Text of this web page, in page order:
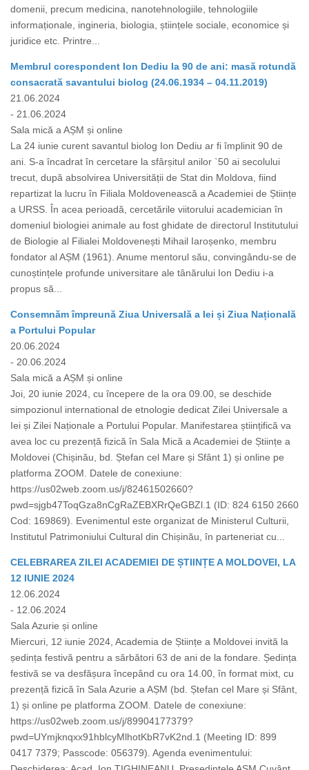
domenii, precum medicina, nanotehnologiile, tehnologiile
informaționale, ingineria, biologia, științele sociale, economice și
juridice etc. Printre...
Membrul corespondent Ion Dediu la 90 de ani: masă rotundă
consacrată savantului biolog (24.06.1934 – 04.11.2019)
21.06.2024
- 21.06.2024
Sala mică a AȘM și online
La 24 iunie curent savantul biolog Ion Dediu ar fi împlinit 90 de
ani. S-a încadrat în cercetare la sfârșitul anilor `50 ai secolului
trecut, după absolvirea Universității de Stat din Moldova, fiind
repartizat la lucru în Filiala Moldovenească a Academiei de Științe
a URSS. În acea perioadă, cercetările viitorului academician în
domeniul biologiei animale au fost ghidate de directorul Institutului
de Biologie al Filialei Moldovenești Mihail Iaroșenko, membru
fondator al AȘM (1961). Anume mentorul său, convingându-se de
cunoștințele profunde universitare ale tânărului Ion Dediu i-a
propus să...
Consemnăm împreună Ziua Universală a Iei și Ziua Națională
a Portului Popular
20.06.2024
- 20.06.2024
Sala mică a AȘM și online
Joi, 20 iunie 2024, cu începere de la ora 09.00, se deschide
simpozionul international de etnologie dedicat Zilei Universale a
Iei și Zilei Naționale a Portului Popular. Manifestarea științifică va
avea loc cu prezență fizică în Sala Mică a Academiei de Științe a
Moldovei (Chișinău, bd. Ștefan cel Mare și Sfânt 1) și online pe
platforma ZOOM. Datele de conexiune:
https://us02web.zoom.us/j/82461502660?
pwd=sjgb47ToqGza8nCgRaZEBXRrQeGBZl.1 (ID: 824 6150 2660
Cod: 169869). Evenimentul este organizat de Ministerul Culturii,
Institutul Patrimoniului Cultural din Chișinău, în parteneriat cu...
CELEBRAREA ZILEI ACADEMIEI DE ȘTIINȚE A MOLDOVEI, LA
12 IUNIE 2024
12.06.2024
- 12.06.2024
Sala Azurie și online
Miercuri, 12 iunie 2024, Academia de Științe a Moldovei invită la
ședința festivă pentru a sărbători 63 de ani de la fondare. Ședința
festivă se va desfășura începând cu ora 14.00, în format mixt, cu
prezență fizică în Sala Azurie a AȘM (bd. Ștefan cel Mare și Sfânt,
1) și online pe platforma ZOOM. Datele de conexiune:
https://us02web.zoom.us/j/89904177379?
pwd=UYmjknqxx91hblcyMlhotKbR7vK2nd.1 (Meeting ID: 899
0417 7379; Passcode: 056379). Agenda evenimentului: